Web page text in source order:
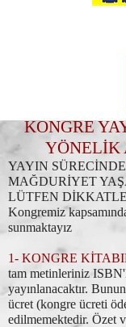
KONGRE
YAYIN
MAĞDURİYET
LÜTFEN
Kongremiz
sunmaktayız
1- KONGRE
tam metinleriniz
yayınlanacaktır.
ücret (kongre ücreti
edilmemektedir. Özet